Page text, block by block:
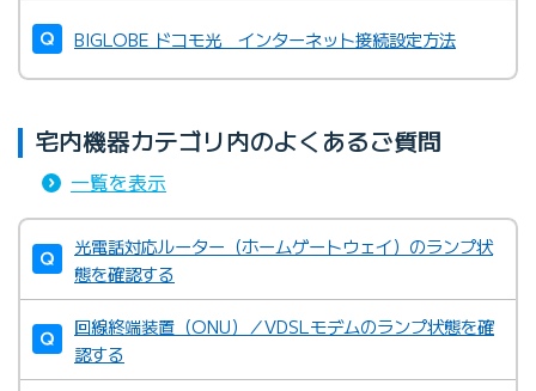
BIGLOBE ドコモ光 インターネット接続設定方法
宅内機器カテゴリ内のよくあるご質問
一覧を表示
光電話対応ルーター（ホームゲートウェイ）のランプ状
態を確認する
回線終端装置（ONU）／VDSLモデムのランプ状態を確
認する